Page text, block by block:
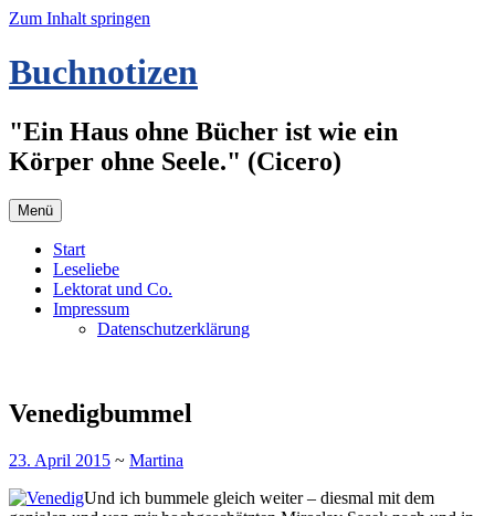
Zum Inhalt springen
Buchnotizen
"Ein Haus ohne Bücher ist wie ein
Körper ohne Seele." (Cicero)
Menü
Start
Leseliebe
Lektorat und Co.
Impressum
Datenschutzerklärung
Venedigbummel
23. April 2015 ~ Martina
Und ich bummele gleich weiter – diesmal mit dem